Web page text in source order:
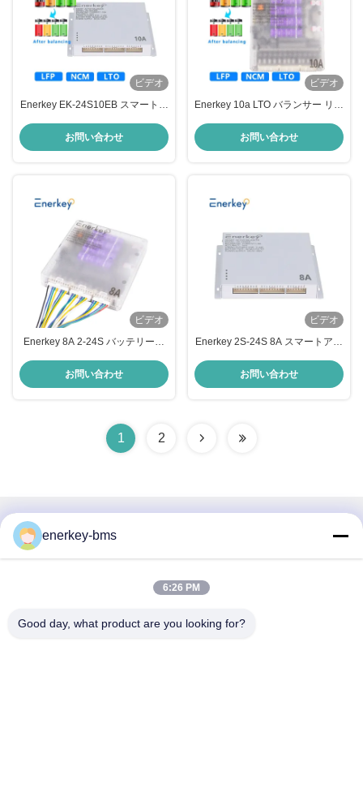
ビデオ
Enerkey EK-24S10EB スマートア
LCD 鉛酸電池均衡器
24/36/48v/96v
お問い合わせ
ビデオ
Enerkey 10a LTO バランサー リチ
24S バッテリー用のスマートアク
ティブエクアライザー
お問い合わせ
ビデオ
Enerkey 8A 2-24S バッテリーセ
セルバランサー CAN通信ポート
お問い合わせ
ビデオ
Enerkey 2S-24S 8A スマートアク
ッテリー均衡器 RVエネルギー貯
お問い合わせ
1 2
迅速な連絡
エリアA,9階,ビルG,グアンチェン低炭素産業公園,シャングク
国,518106
enerkey-bms
6:26 PM
Good day, what product are you looking for?